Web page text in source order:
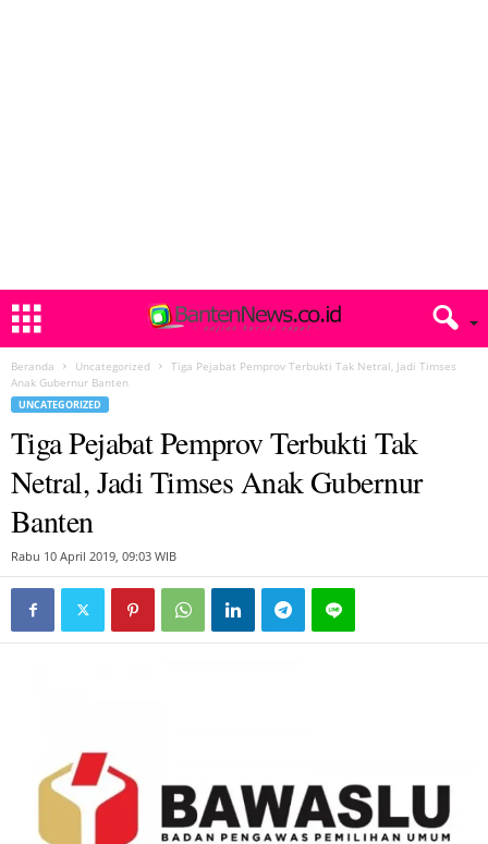
Beranda Uncategorized
Tiga Pejabat Pemprov Terbukti Tak Netral, Jadi Timses
Anak Gubernur Banten
UNCATEGORIZED
Tiga Pejabat Pemprov Terbukti Tak
Netral, Jadi Timses Anak Gubernur
Banten
Rabu 10 April 2019, 09:03 WIB